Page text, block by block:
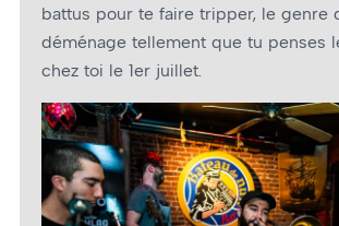
battus pour te faire tripper, le genre
déménage tellement que tu penses
chez toi le 1er juillet.